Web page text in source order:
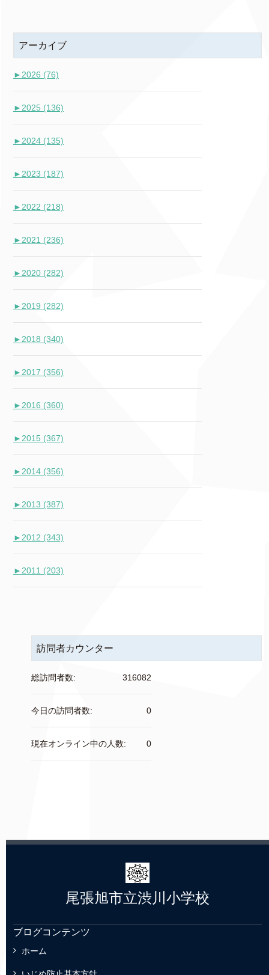
アーカイブ
► 2026 (76)
► 2025 (136)
► 2024 (135)
► 2023 (187)
► 2022 (218)
► 2021 (236)
► 2020 (282)
► 2019 (282)
► 2018 (340)
► 2017 (356)
► 2016 (360)
► 2015 (367)
► 2014 (356)
► 2013 (387)
► 2012 (343)
► 2011 (203)
訪問者カウンター
316082
総訪問者数:
0
今日の訪問者数:
0
現在オンライン中の人数:
尾張旭市立渋川小学校
ブログコンテンツ
ホーム